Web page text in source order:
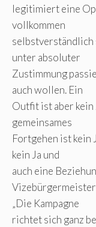
legitimiert eine
vollkommen
selbstverständlich
unter absoluter
Zustimmung
auch wollen. Ein
Outfit ist aber kein
gemeinsames
Fortgehen ist kein
kein Ja und
auch eine
„Die Kampagne
richtet sich ganz